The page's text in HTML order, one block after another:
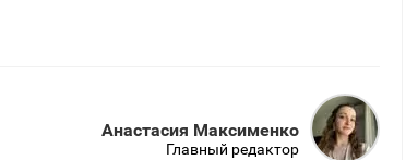
Анастасия Максименко
Главный редактор